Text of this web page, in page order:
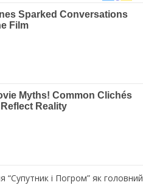
i Погром” як головний